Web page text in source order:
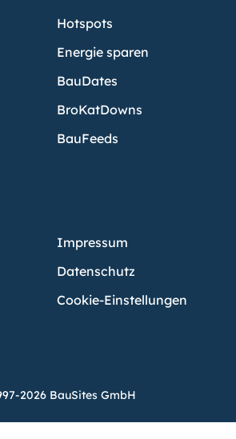
Hotspots
Energie sparen
BauDates
BroKatDowns
BauFeeds
Impressum
Datenschutz
Cookie-Einstellungen
2026 BauSites GmbH